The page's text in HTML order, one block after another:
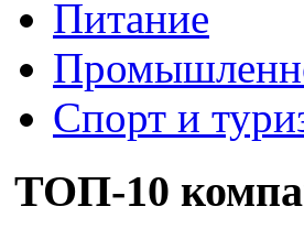
Питание
Спорт и
ТОП-10